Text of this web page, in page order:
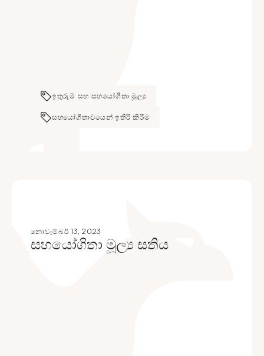
ඉතුරුම් සහ සහයෝගීතා මූල්‍ය
සහයෝගීතාවයෙන් ඉතිරි කිරීම
නොවැම්බර් 13, 2023
සහයෝගිතා මූල්‍ය සතිය